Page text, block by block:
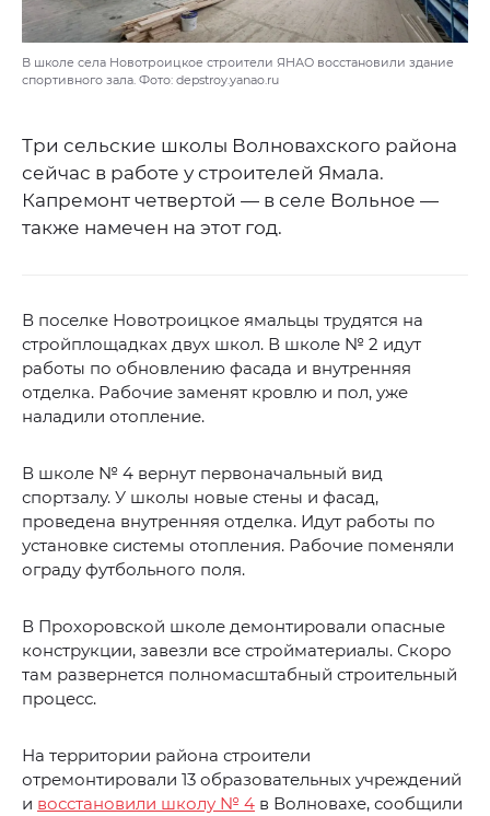
В школе села Новотроицкое строители ЯНАО восстановили здание
спортивного зала. Фото: depstroy.yanao.ru
Три сельские школы Волновахского района
сейчас в работе у строителей Ямала.
Капремонт четвертой — в селе Вольное —
также намечен на этот год.
В поселке Новотроицкое ямальцы трудятся на
стройплощадках двух школ. В школе № 2 идут
работы по обновлению фасада и внутренняя
отделка. Рабочие заменят кровлю и пол, уже
наладили отопление.
В школе № 4 вернут первоначальный вид
спортзалу. У школы новые стены и фасад,
проведена внутренняя отделка. Идут работы по
установке системы отопления. Рабочие поменяли
ограду футбольного поля.
В Прохоровской школе демонтировали опасные
конструкции, завезли все стройматериалы. Скоро
там развернется полномасштабный строительный
процесс.
На территории района строители
отремонтировали 13 образовательных учреждений
и восстановили школу № 4 в Волновахе, сообщили